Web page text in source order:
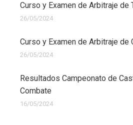
Curso y Examen de Arbitraje de
26/05/2024
Curso y Examen de Arbitraje de
26/05/2024
Resultados Campeonato de
Combate
16/05/2024